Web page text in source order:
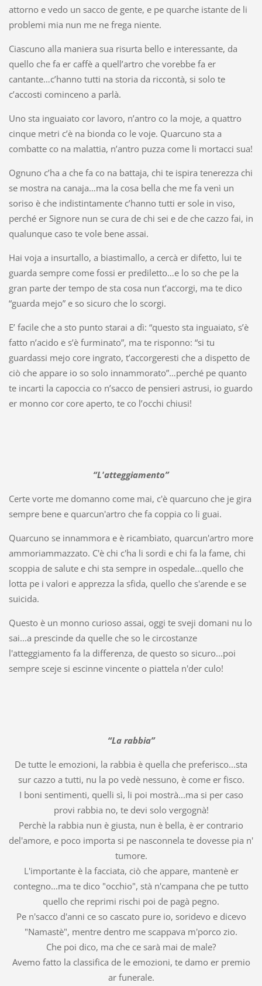
attorno e vedo un sacco de gente, e pe quarche istante de li
problemi mia nun me ne frega niente.
Ciascuno alla maniera sua risurta bello e interessante, da
quello che fa er caffè a quell’artro che vorebbe fa er
cantante…c’hanno tutti na storia da riccontà, si solo te
c’accosti cominceno a parlà.
Uno sta inguaiato cor lavoro, n’antro co la moje, a quattro
cinque metri c’è na bionda co le voje. Quarcuno sta a
combatte co na malattia, n’antro puzza come li mortacci sua!
Ognuno c’ha a che fa co na battaja, chi te ispira tenerezza chi
se mostra na canaja…ma la cosa bella che me fa venì un
soriso è che indistintamente c’hanno tutti er sole in viso,
perché er Signore nun se cura de chi sei e de che cazzo fai, in
qualunque caso te vole bene assai.
Hai voja a insurtallo, a biastimallo, a cercà er difetto, lui te
guarda sempre come fossi er prediletto…e lo so che pe la
gran parte der tempo de sta cosa nun t’accorgi, ma te dico
“guarda mejo” e so sicuro che lo scorgi.
E’ facile che a sto punto starai a dì: “questo sta inguaiato, s’è
fatto n’acido e s’è furminato”, ma te risponno: “si tu
guardassi mejo core ingrato, t’accorgeresti che a dispetto de
ciò che appare io so solo innammorato”…perché pe quanto
te incarti la capoccia co n’sacco de pensieri astrusi, io guardo
er monno cor core aperto, te co l’occhi chiusi!
“L'atteggiamento”
Certe vorte me domanno come mai, c'è quarcuno che je gira
sempre bene e quarcun'artro che fa coppia co li guai.
Quarcuno se innammora e è ricambiato, quarcun'artro more
ammoriammazzato. C'è chi c'ha li sordi e chi fa la fame, chi
scoppia de salute e chi sta sempre in ospedale...quello che
lotta pe i valori e apprezza la sfida, quello che s'arende e se
suicida.
Questo è un monno curioso assai, oggi te sveji domani nu lo
sai...a prescinde da quelle che so le circostanze
l'atteggiamento fa la differenza, de questo so sicuro...poi
sempre sceje si escinne vincente o piattela n'der culo!
“La rabbia”
De tutte le emozioni, la rabbia è quella che preferisco...sta
sur cazzo a tutti, nu la po vedè nessuno, è come er fisco.
I boni sentimenti, quelli sì, li poi mostrà...ma si per caso
provi rabbia no, te devi solo vergognà!
Perchè la rabbia nun è giusta, nun è bella, è er contrario
del'amore, e poco importa si pe nasconnela te dovesse pia n'
tumore.
L'importante è la facciata, ciò che appare, mantenè er
contegno...ma te dico "occhio", stà n'campana che pe tutto
quello che reprimi rischi poi de pagà pegno.
Pe n'sacco d'anni ce so cascato pure io, soridevo e dicevo
"Namastè", mentre dentro me scappava m'porco zio.
Che poi dico, ma che ce sarà mai de male?
Avemo fatto la classifica de le emozioni, te damo er premio
ar funerale.